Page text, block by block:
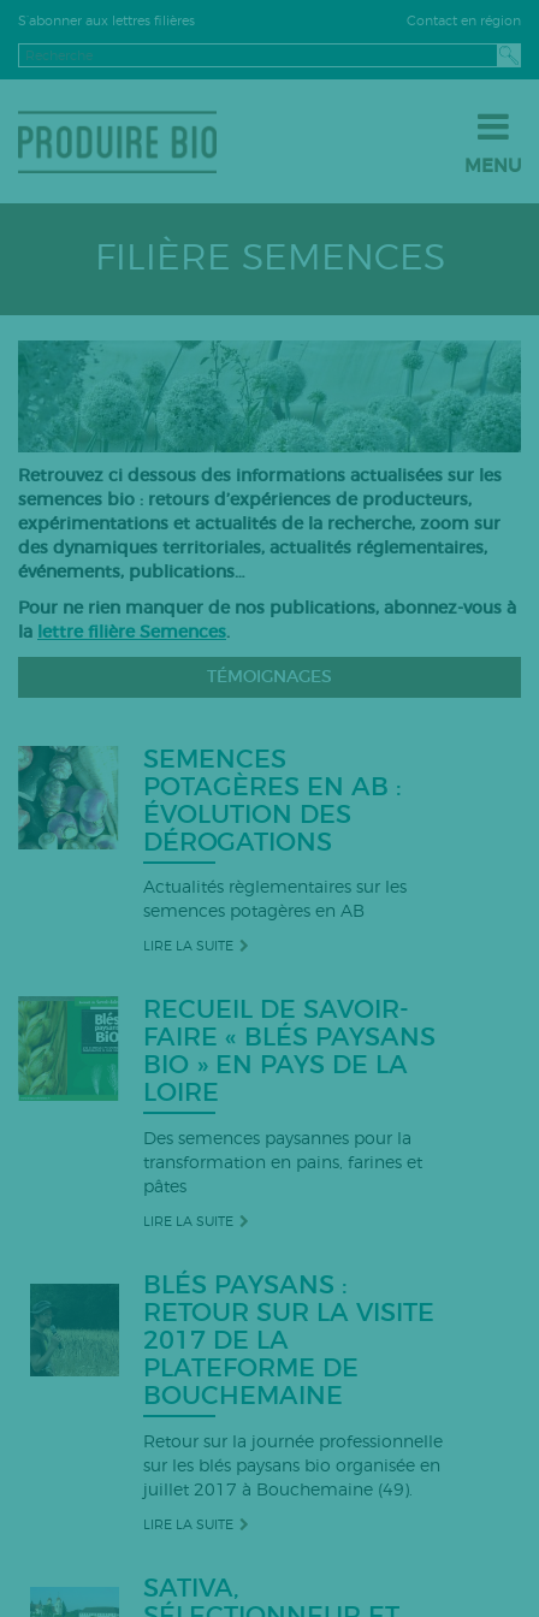
S’abonner aux lettres filières Contact en région
MENU
JE VENDS EN BIO
Grandes cultures
Fruits
Légumes
PPAM
Semences
Bovins lait
Caprins
Bovins-ovins viande
Porcs
Apiculture
Autres
Tous les articles
FILIÈRE SEMENCES
Retrouvez ci dessous des informations actualisées sur les
semences bio : retours d’expériences de producteurs,
expérimentations et actualités de la recherche, zoom sur
des dynamiques territoriales, actualités réglementaires,
événements, publications…
Pour ne rien manquer de nos publications, abonnez-vous à
la lettre filière Semences.
TÉMOIGNAGES
SEMENCES
POTAGÈRES EN AB :
ÉVOLUTION DES
DÉROGATIONS
Actualités règlementaires sur les
semences potagères en AB
LIRE LA SUITE
RECUEIL DE SAVOIR-
FAIRE « BLÉS PAYSANS
BIO » EN PAYS DE LA
LOIRE
Des semences paysannes pour la
transformation en pains, farines et
pâtes
LIRE LA SUITE
BLÉS PAYSANS :
RETOUR SUR LA VISITE
2017 DE LA
PLATEFORME DE
BOUCHEMAINE
Retour sur la journée professionnelle
sur les blés paysans bio organisée en
juillet 2017 à Bouchemaine (49).
LIRE LA SUITE
SATIVA,